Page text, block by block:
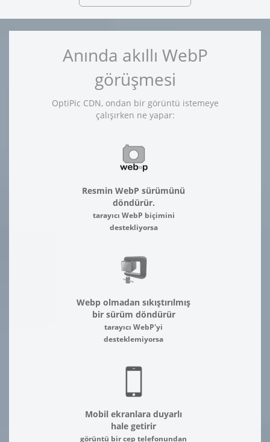
Anında akıllı WebP
görüşmesi
OptiPic CDN, ondan bir görüntü istemeye
çalışırken ne yapar:
Resmin WebP sürümünü
döndürür.
tarayıcı WebP biçimini
destekliyorsa
Webp olmadan sıkıştırılmış
bir sürüm döndürür
tarayıcı WebP'yi
desteklemiyorsa
Mobil ekranlara duyarlı
hale getirir
görüntü bir cep telefonundan